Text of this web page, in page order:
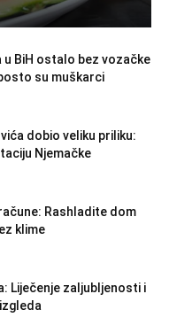
u BiH ostalo bez vozačke
su muškarci
dobio veliku priliku:
Njemačke
Rashladite dom
klime
Liječenje zaljubljenosti i